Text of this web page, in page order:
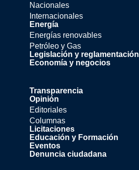
Nacionales
Internacionales
Energía
Energías renovables
Petróleo y Gas
Legislación y reglamentación
Economía y negocios
Transparencia
Opinión
Editoriales
Columnas
Licitaciones
Educación y Formación
Eventos
Denuncia ciudadana